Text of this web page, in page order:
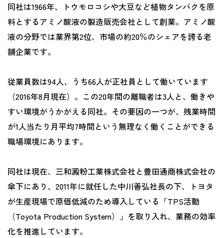
同社は1966年、トウモロコシや大豆など植物タンパクを原
料とするアミノ酸液の製造販売会社として創業。アミノ酸
液の分野では業界第2位、市場の約20％のシェアを誇る老
舗企業です。
従業員数は94人、うち66人が正社員として働いています
（2016年8月現在）。この20年間の離職者は3人と、働きや
すい環境がうかがえる同社。その要因の一つが、残業時間
が1人当たり月平均7時間という無理なく働くことができる
職場環境にあります。
同社は現在、三和澱粉工業株式会社と豊田通商株式会社の
傘下にあり、2011年に就任した中川善弘社長の下、トヨタ
が生産現場で原価低減のため導入している「TPS活動
（Toyota Production System）」を取り入れ、業務の効率
化を推進しています。